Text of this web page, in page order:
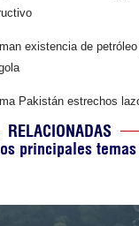
existencia de
Pakistán estrechos
RELACIONADAS
principales